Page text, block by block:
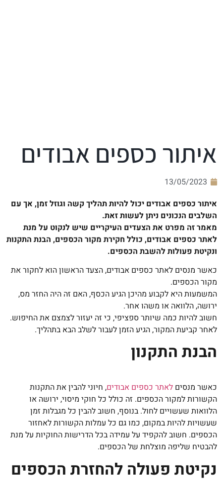
איתור כספים אבודים
13/05/2023
איתור כספים אבודים יכול להיות תהליך קשה וגוזל זמן, אך עם
השלבים הנכונים ניתן לעשות זאת.
מאמר זה מפרט את הצעדים העיקריים שיש לנקוט על מנת
לאתר כספים אבודים, כולל חקירת מקור הכספים, הבנת התקנות
ונקיטת פעולות להשבת הכספים.
כאשר מנסים לאתר כספים אבודים, הצעד הראשון הוא לחקור את
מקור הכספים.
המשמעות היא לקבוע מהיכן הגיע הכסף, האם זה היה החזר מס,
ירושה, הלוואה או משהו אחר.
חשוב להיות כמה שיותר ספציפי, כי זה יעזור לצמצם את החיפוש.
לאחר קביעת המקור, הגיע הזמן לעבור לשלב הבא בתהליך.
הבנת התקנון
כאשר מנסים לאתר כספים אבודים, חיוני להבין את התקנות
הקשורות למקור הכספים. זה כולל כל חוקי מיסוי, ירושה או
הלוואות שעשויים לחול. בנוסף, חשוב להבין כל מגבלות זמן
שעשויות להיות במקום, כמו גם כל עמלות הקשורות לאחזור
הכספים. חשוב להקפיד על עמידה בכל הדרישות החוקיות על מנת
להבטיח שליפה מוצלחת של הכספים.
נקיטת פעולה להחזרת הכספים